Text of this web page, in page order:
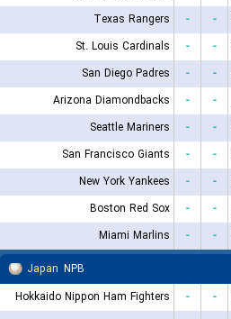
Texas Rangers
- -
St. Louis Cardinals
- -
San Diego Padres
- -
Arizona Diamondbacks
- -
Seattle Mariners
- -
San Francisco Giants
- -
New York Yankees
- -
Boston Red Sox
- -
Miami Marlins
- -
Japan NPB
Hokkaido Nippon Ham Fighters
- -